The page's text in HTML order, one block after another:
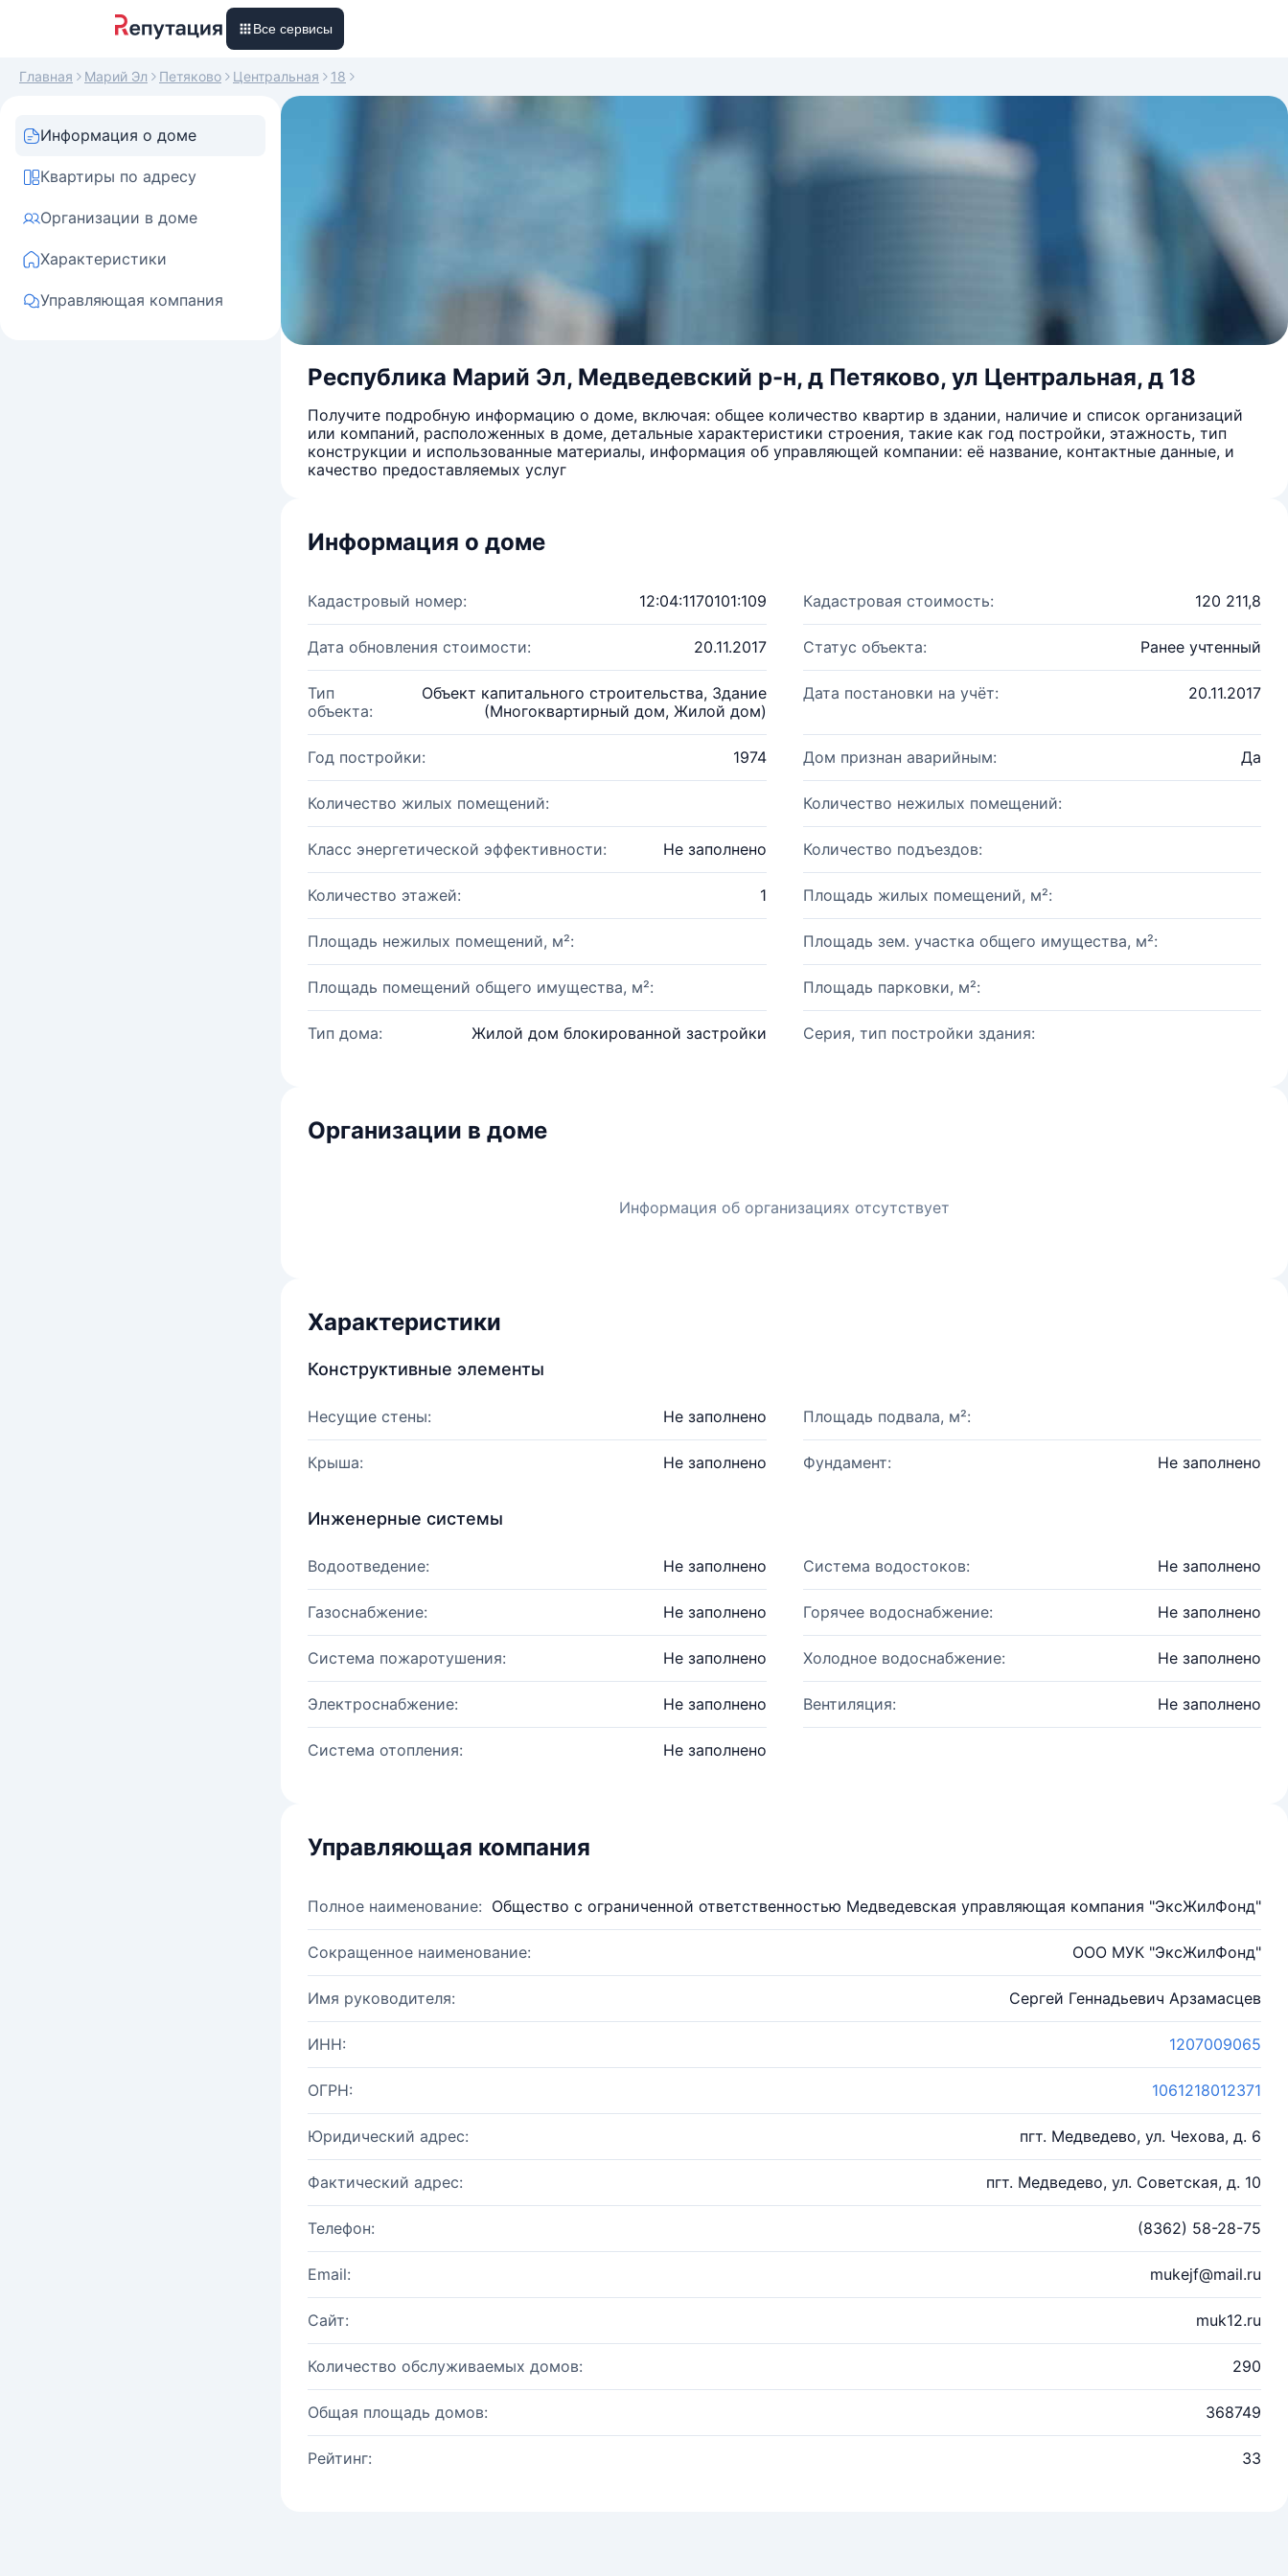
Все сервисы
Главная Марий Эл Петяково Центральная 18
Информация о доме
Квартиры по адресу
Организации в доме
Характеристики
Управляющая компания
Республика Марий Эл, Медведевский р-н, д Петяково, ул Центральная, д 18
Получите подробную информацию о доме, включая: общее количество квартир в здании, наличие и список организаций
или компаний, расположенных в доме, детальные характеристики строения, такие как год постройки, этажность, тип
конструкции и использованные материалы, информация об управляющей компании: её название, контактные данные, и
качество предоставляемых услуг
Информация о доме
Кадастровый номер: 12:04:1170101:109 Кадастровая стоимость: 120 211,8
Дата обновления стоимости: 20.11.2017 Статус объекта: Ранее учтенный
Тип
объекта:
Объект капитального строительства, Здание
(Многоквартирный дом, Жилой дом)
Дата постановки на учёт: 20.11.2017
Год постройки: 1974 Дом признан аварийным: Да
Количество жилых помещений: Количество нежилых помещений:
Класс энергетической эффективности: Не заполнено Количество подъездов:
Количество этажей: 1 Площадь жилых помещений, м²:
Площадь нежилых помещений, м²: Площадь зем. участка общего имущества, м²:
Площадь помещений общего имущества, м²: Площадь парковки, м²:
Тип дома: Жилой дом блокированной застройки Серия, тип постройки здания:
Организации в доме
Информация об организациях отсутствует
Характеристики
Конструктивные элементы
Несущие стены: Не заполнено Площадь подвала, м²:
Крыша: Не заполнено Фундамент: Не заполнено
Инженерные системы
Водоотведение: Не заполнено Система водостоков: Не заполнено
Газоснабжение: Не заполнено Горячее водоснабжение: Не заполнено
Система пожаротушения: Не заполнено Холодное водоснабжение: Не заполнено
Электроснабжение: Не заполнено Вентиляция: Не заполнено
Система отопления: Не заполнено
Управляющая компания
Полное наименование: Общество с ограниченной ответственностью Медведевская управляющая компания "ЭксЖилФонд"
Сокращенное наименование: ООО МУК "ЭксЖилФонд"
Имя руководителя: Сергей Геннадьевич Арзамасцев
ИНН: 1207009065
ОГРН: 1061218012371
Юридический адрес: пгт. Медведево, ул. Чехова, д. 6
Фактический адрес: пгт. Медведево, ул. Советская, д. 10
Телефон: (8362) 58-28-75
Email: mukejf@mail.ru
Сайт: muk12.ru
Количество обслуживаемых домов: 290
Общая площадь домов: 368749
Рейтинг: 33